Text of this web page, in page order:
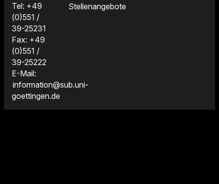
Tel: +49
(0)551 /
39-25231
Fax: +49
(0)551 /
39-25222
E-Mail:
information@sub.uni-
goettingen.de
Stellenangebote